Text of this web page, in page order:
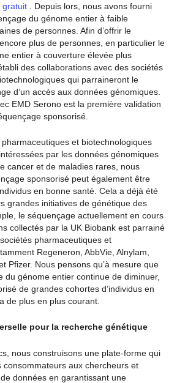
gratuit . Depuis lors, nous avons fourni
du génome entier à faible
de personnes. Afin d’offrir le
plus de personnes, en particulier le
entier à couverture élevée plus
des collaborations avec des sociétés
qui parraineront le
d’un accès aux données génomiques.
EMD Serono est la première validation
sponsorisé.
et biotechnologiques
par les données génomiques
cancer et de maladies rares, nous
sponsorisé peut également être
en bonne santé. Cela a déjà été
grandes initiatives de génétique des
le séquençage actuellement en cours
collectés par la UK Biobank est parrainé
pharmaceutiques et
Regeneron, AbbVie, Alnylam,
Pfizer. Nous pensons qu’à mesure que
du génome entier continue de diminuer,
de grandes cohortes d’individus en
de plus en plus courant.
pour la recherche génétique
nous construisons une plate-forme qui
consommateurs aux chercheurs et
données en garantissant une